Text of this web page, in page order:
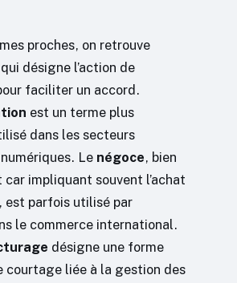
proches, on retrouve
désigne l’action de
faciliter un accord.
est un terme plus
dans les secteurs
Le négoce, bien
impliquant souvent l’achat
est parfois utilisé par
le commerce international.
désigne une forme
courtage liée à la gestion des